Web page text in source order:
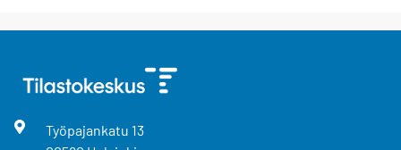
Työpajankatu 13